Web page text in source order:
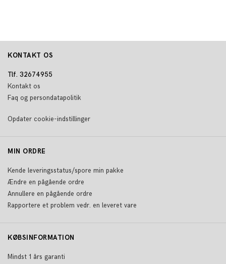
KONTAKT OS
Tlf. 32674955
Kontakt os
Faq og persondatapolitik
Opdater cookie-indstillinger
MIN ORDRE
Kende leveringsstatus/spore min pakke
Ændre en pågående ordre
Annullere en pågående ordre
Rapportere et problem vedr. en leveret vare
KØBSINFORMATION
Mindst 1 års garanti